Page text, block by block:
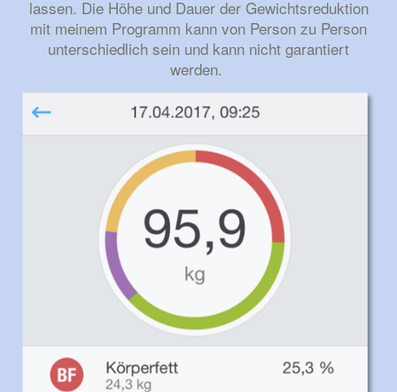
lassen. Die Höhe und Dauer der Gewichtsreduktion
mit meinem Programm kann von Person zu Person
unterschiedlich sein und kann nicht garantiert
werden.